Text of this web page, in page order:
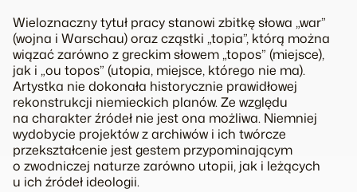
Wieloznaczny tytuł pracy stanowi zbitkę słowa „war”
(wojna i Warschau) oraz cząstki „topia”, którą można
wiązać zarówno z greckim słowem „topos” (miejsce),
jak i „ou topos” (utopia, miejsce, którego nie ma).
Artystka nie dokonała historycznie prawidłowej
rekonstrukcji niemieckich planów. Ze względu
na charakter źródeł nie jest ona możliwa. Niemniej
wydobycie projektów z archiwów i ich twórcze
przekształcenie jest gestem przypominającym
o zwodniczej naturze zarówno utopii, jak i leżących
u ich źródeł ideologii.